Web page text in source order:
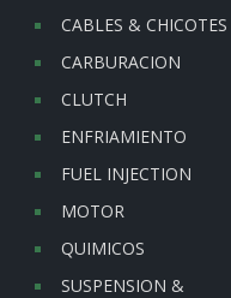
CABLES & CHICOTES
CARBURACION
CLUTCH
ENFRIAMIENTO
FUEL INJECTION
MOTOR
QUIMICOS
SUSPENSION &